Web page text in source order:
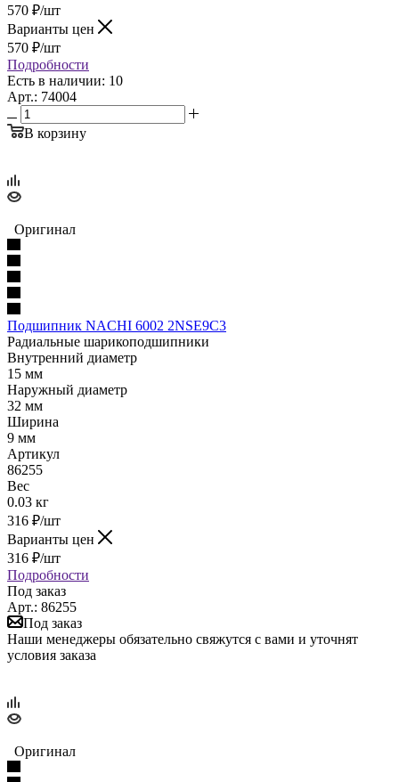
570 ₽/шт
Варианты цен
570 ₽/шт
Подробности
Есть в наличии: 10
Арт.: 74004
В корзину
Оригинал
Подшипник NACHI 6002 2NSE9C3
Радиальные шарикоподшипники
Внутренний диаметр
15 мм
Наружный диаметр
32 мм
Ширина
9 мм
Артикул
86255
Вес
0.03 кг
316 ₽/шт
Варианты цен
316 ₽/шт
Подробности
Под заказ
Арт.: 86255
Под заказ
Наши менеджеры обязательно свяжутся с вами и уточнят
условия заказа
Оригинал